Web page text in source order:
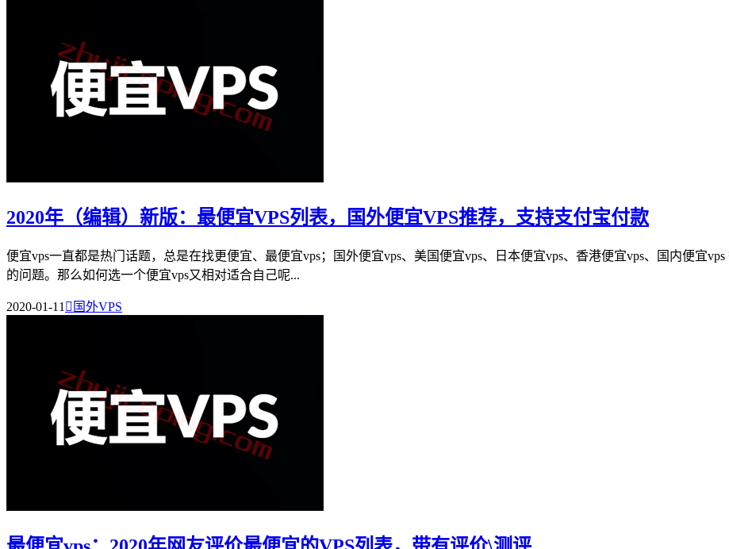
2020年（编辑）新版：最便宜VPS列表，国外便宜VPS推荐，支持支付宝付款
便宜vps一直都是热门话题，总是在找更便宜、最便宜vps；国外便宜vps、美国便宜vps、日本便宜vps、香港便宜vps、国内便宜
的问题。那么如何选一个便宜vps又相对适合自己呢...
2020-01-11  国外VPS